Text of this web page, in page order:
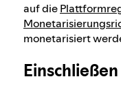
auf die
monetarisiert